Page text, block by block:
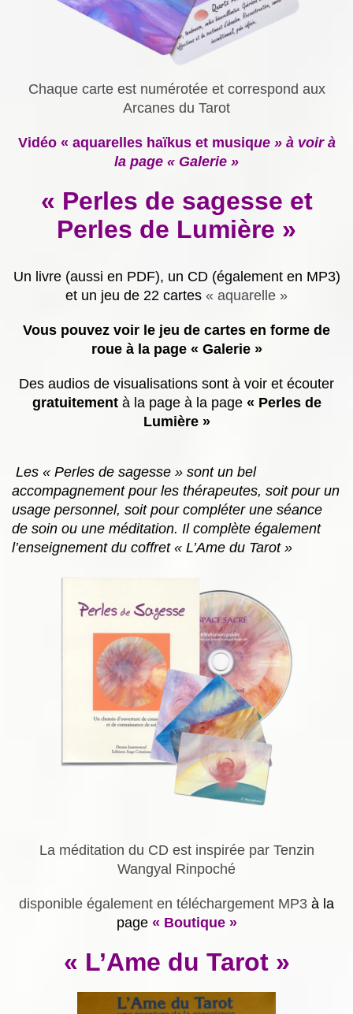
Chaque carte est numérotée et correspond aux
Arcanes du Tarot
Vidéo « aquarelles haïkus et musique » à voir à
la page « Galerie »
« Perles de sagesse et
Perles de Lumière »
Un livre (aussi en PDF), un CD (également en MP3)
et un jeu de 22 cartes « aquarelle »
Vous pouvez voir le jeu de cartes en forme de
roue à la page « Galerie »
Des audios de visualisations sont à voir et écouter
gratuitement à la page à la page « Perles de
Lumière »
Les « Perles de sagesse » sont un bel
accompagnement pour les thérapeutes, soit pour un
usage personnel, soit pour compléter une séance
de soin ou une méditation. Il complète également
l’enseignement du coffret « L’Ame du Tarot »
La méditation du CD est inspirée par Tenzin
Wangyal Rinpoché
disponible également en téléchargement MP3 à la
page« Boutique »
« L’Ame du Tarot »